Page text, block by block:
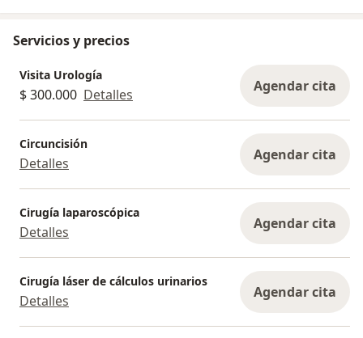
Servicios y precios
Visita Urología
$ 300.000 Detalles Agendar cita
Circuncisión
Detalles Agendar cita
Cirugía laparoscópica
Detalles Agendar cita
Cirugía láser de cálculos urinarios
Detalles Agendar cita